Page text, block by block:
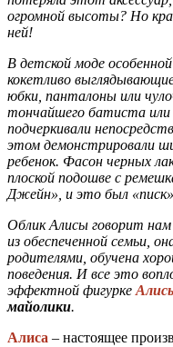
огромной высоты? Но
ней!
В детской моде
кокетливо
юбки, панталоны или
тончайшего батиста
подчеркивали
этом демонстрировали
ребенок. Фасон черных
плоской подошве с
Джейн», и это был
Облик Алисы говорит
из обеспеченной семьи,
родителями, обучена
поведения. И все это
эффектной фигурке
майолики.
Алиса – настоящее